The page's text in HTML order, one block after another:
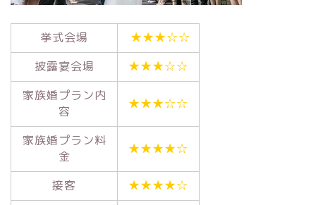
挙式会場
★★★☆☆
披露宴会場
★★★☆☆
家族婚プラン内
容
★★★☆☆
家族婚プラン料
金
★★★★☆
接客
★★★★☆